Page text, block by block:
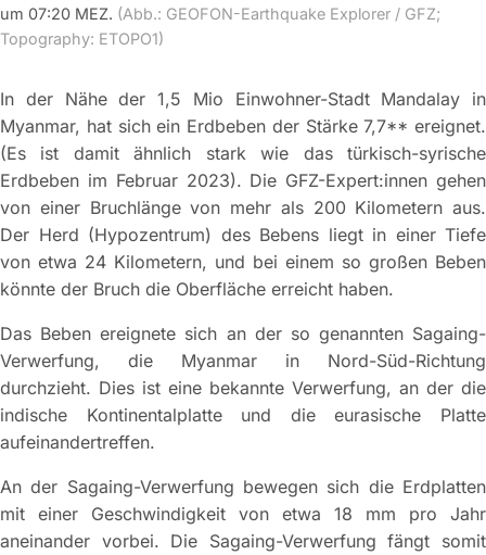
um 07:20 MEZ. (Abb.: GEOFON-Earthquake Explorer / GFZ;
Topography: ETOPO1)
In der Nähe der 1,5 Mio Einwohner-Stadt Mandalay in
Myanmar, hat sich ein Erdbeben der Stärke 7,7** ereignet.
(Es ist damit ähnlich stark wie das türkisch-syrische
Erdbeben im Februar 2023). Die GFZ-Expert:innen gehen
von einer Bruchlänge von mehr als 200 Kilometern aus.
Der Herd (Hypozentrum) des Bebens liegt in einer Tiefe
von etwa 24 Kilometern, und bei einem so großen Beben
könnte der Bruch die Oberfläche erreicht haben.
Das Beben ereignete sich an der so genannten Sagaing-
Verwerfung, die Myanmar in Nord-Süd-Richtung
durchzieht. Dies ist eine bekannte Verwerfung, an der die
indische Kontinentalplatte und die eurasische Platte
aufeinandertreffen.
An der Sagaing-Verwerfung bewegen sich die Erdplatten
mit einer Geschwindigkeit von etwa 18 mm pro Jahr
aneinander vorbei. Die Sagaing-Verwerfung fängt somit